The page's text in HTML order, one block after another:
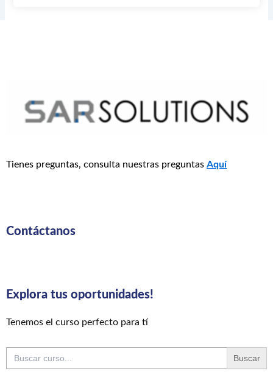
Tienes preguntas, consulta nuestras preguntas Aquí
Contáctanos
Explora tus oportunidades!
Tenemos el curso perfecto para tí
Buscar: